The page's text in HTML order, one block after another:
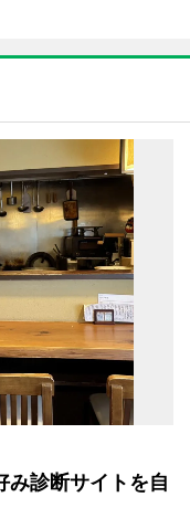
み診断サイトを自